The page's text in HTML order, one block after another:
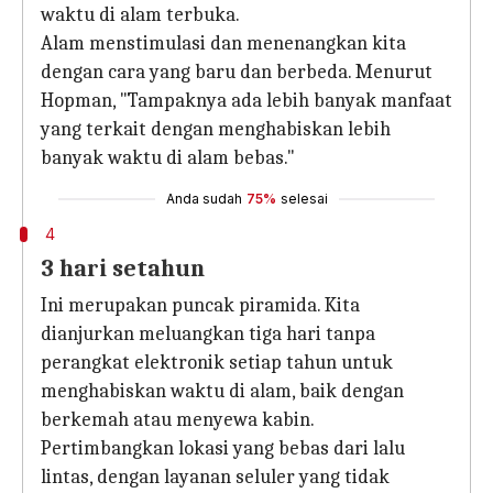
waktu di alam terbuka.
Alam menstimulasi dan menenangkan kita
dengan cara yang baru dan berbeda. Menurut
Hopman, "Tampaknya ada lebih banyak manfaat
yang terkait dengan menghabiskan lebih
banyak waktu di alam bebas."
Anda sudah 75% selesai
4
3 hari setahun
Ini merupakan puncak piramida. Kita
dianjurkan meluangkan tiga hari tanpa
perangkat elektronik setiap tahun untuk
menghabiskan waktu di alam, baik dengan
berkemah atau menyewa kabin.
Pertimbangkan lokasi yang bebas dari lalu
lintas, dengan layanan seluler yang tidak